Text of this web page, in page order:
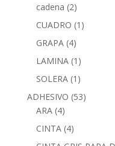
cadena (2)
CUADRO (1)
GRAPA (4)
LAMINA (1)
SOLERA (1)
ADHESIVO (53)
ARA (4)
CINTA (4)